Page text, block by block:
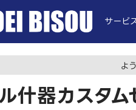
サービ
よ
什器カスタ